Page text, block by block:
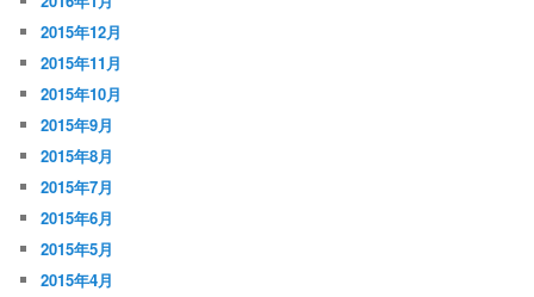
2015年12月
2015年11月
2015年10月
2015年9月
2015年8月
2015年7月
2015年6月
2015年5月
2015年4月